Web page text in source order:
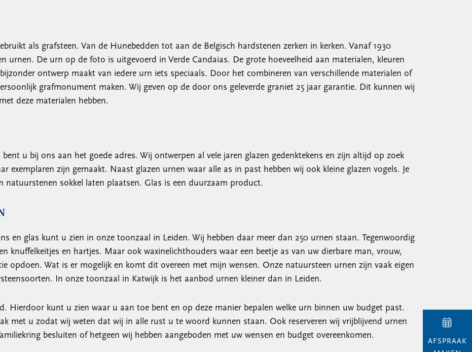
als grafsteen. Van de Hunebedden tot aan de Belgisch hardstenen zerken in kerken. Vanaf 1930
urnen. De urn op de foto is uitgevoerd in Verde Candaias. De grote hoeveelheid aan materialen, kleuren
ontwerp maakt van iedere urn iets speciaals. Door het combineren van verschillende materialen of
grafmonument maken. Wij geven op de door ons geleverde graniet 25 jaar garantie. Dit kunnen wij
deze materialen hebben.
u bij ons aan het goede adres. Wij ontwerpen al vele jaren glazen gedenktekens en zijn altijd op zoek
exemplaren zijn gemaakt. Naast glazen urnen waar alle as in past hebben wij ook kleine glazen vogels. Je
natuurstenen sokkel laten plaatsen. Glas is een duurzaam product.
en glas kunt u zien in onze toonzaal in Leiden. Wij hebben daar meer dan 250 urnen staan. Tegenwoordig
knuffelkeitjes en hartjes. Maar ook waxinelichthouders waar een beetje as van uw dierbare man, vrouw,
opdoen. Wat is er mogelijk en komt dit overeen met mijn wensen. Onze natuursteen urnen zijn vaak eigen
In onze toonzaal in Katwijk is het aanbod urnen kleiner dan in Leiden.
Hierdoor kunt u zien waar u aan toe bent en op deze manier bepalen welke urn binnen uw budget past.
met u zodat wij weten dat wij in alle rust u te woord kunnen staan. Ook reserveren wij vrijblijvend urnen
besluiten of hetgeen wij hebben aangeboden met uw wensen en budget overeenkomen.
AFSPRAAK